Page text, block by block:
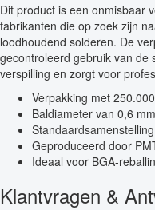
Dit product is een onmisbaar
fabrikanten die op zoek zijn
loodhoudend solderen. De
gecontroleerd gebruik van de
verspilling en zorgt voor
Verpakking met
Baldiameter van 0,6
Geproduceerd door
Ideaal voor BGA-
Klantvragen &